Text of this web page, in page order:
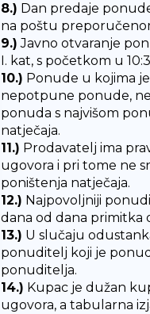
8.) Dan predaje
na poštu
9.) Javno otvaranje
I. kat, s početkom u
10.) Ponude u kojima
nepotpune ponude,
ponuda s najvišom
natječaja.
11.) Prodavatelj ima
ugovora i pri tome ne
poništenja natječaja.
12.) Najpovoljniji
dana od dana primitka
13.) U slučaju
ponuditelj koji je
ponuditelja.
14.) Kupac je dužan
ugovora, a tabularna